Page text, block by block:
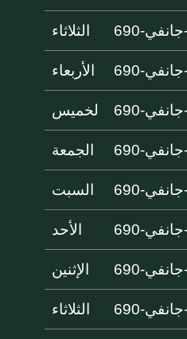
الثلاثاء
الأربعاء
لخميس
الجمعة
السبت
الأحد
الإثنين
الثلاثاء